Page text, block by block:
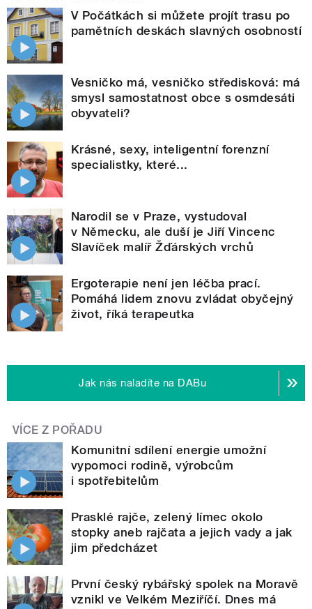
V Počátkách si můžete projít trasu po
pamětních deskách slavných osobností
Vesničko má, vesničko středisková: má
smysl samostatnost obce s osmdesáti
obyvateli?
Krásné, sexy, inteligentní forenzní
specialistky, které...
Narodil se v Praze, vystudoval
v Německu, ale duší je Jiří Vincenc
Slavíček malíř Žďárských vrchů
Ergoterapie není jen léčba prací.
Pomáhá lidem znovu zvládat obyčejný
život, říká terapeutka
Jak nás naladíte na DABu
VÍCE Z POŘADU
Komunitní sdílení energie umožní
vypomoci rodině, výrobcům
i spotřebitelům
Prasklé rajče, zelený límec okolo
stopky aneb rajčata a jejich vady a jak
jim předcházet
První český rybářský spolek na Moravě
vznikl ve Velkém Meziříčí. Dnes má